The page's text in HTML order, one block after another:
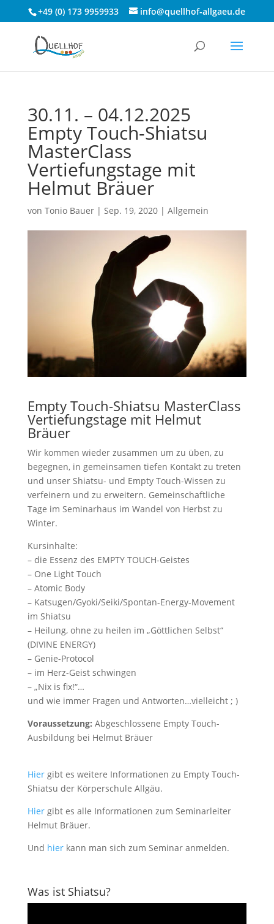
+49 (0) 173 9959933 info@quellhof-allgaeu.de
30.11. – 04.12.2025
Empty Touch-Shiatsu
MasterClass
Vertiefungstage mit
Helmut Bräuer
von Tonio Bauer| Sep. 19, 2020| Allgemein
Empty Touch-Shiatsu MasterClass
Vertiefungstage mit Helmut
Bräuer
Wir kommen wieder zusammen um zu üben, zu
begegnen, in gemeinsamen tiefen Kontakt zu treten
und unser Shiatsu- und Empty Touch-Wissen zu
verfeinern und zu erweitern. Gemeinschaftliche
Tage im Seminarhaus im Wandel von Herbst zu
Winter.
Kursinhalte:
– die Essenz des EMPTY TOUCH-Geistes
– One Light Touch
– Atomic Body
– Katsugen/Gyoki/Seiki/Spontan-Energy-Movement
im Shiatsu
– Heilung, ohne zu heilen im „Göttlichen Selbst“
(DIVINE ENERGY)
– Genie-Protocol
– im Herz-Geist schwingen
– „Nix is fix!“…
und wie immer Fragen und Antworten…vielleicht ; )
Voraussetzung: Abgeschlossene Empty Touch-
Ausbildung bei Helmut Bräuer
Hiergibt es weitere Informationen zu Empty Touch-
Shiatsu der Körperschule Allgäu.
Hiergibt es alle Informationen zum Seminarleiter
Helmut Bräuer.
Und hierkann man sich zum Seminar anmelden.
Was ist Shiatsu?